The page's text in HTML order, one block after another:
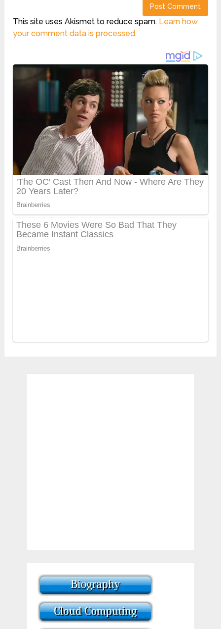
This site uses Akismet to reduce spam. Learn how
your comment data is processed.